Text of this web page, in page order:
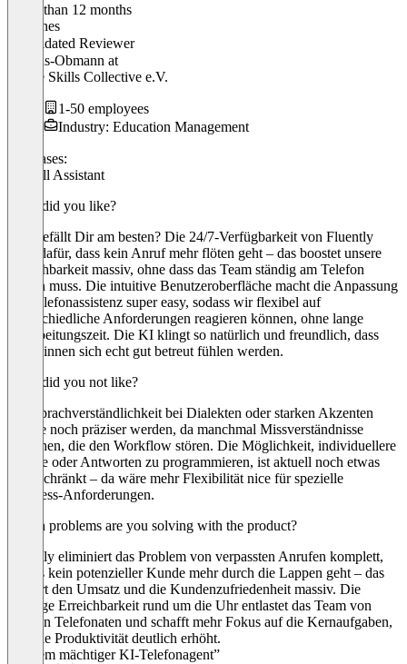
Older than 12 months
Johannes
Validated Reviewer
Vereins-Obmann at
Future Skills Collective e.V.
1-50 employees
Industry: Education Management
Use cases:
AI Call Assistant
What did you like?
Was gefällt Dir am besten? Die 24/7-Verfügbarkeit von Fluently
sorgt dafür, dass kein Anruf mehr flöten geht – das boostet unsere
Erreichbarkeit massiv, ohne dass das Team ständig am Telefon
kleben muss. Die intuitive Benutzeroberfläche macht die Anpassung
der Telefonassistenz super easy, sodass wir flexibel auf
unterschiedliche Anforderungen reagieren können, ohne lange
Einarbeitungszeit. Die KI klingt so natürlich und freundlich, dass
Kund:innen sich echt gut betreut fühlen werden.
What did you not like?
Die Sprachverständlichkeit bei Dialekten oder starken Akzenten
könnte noch präziser werden, da manchmal Missverständnisse
entstehen, die den Workflow stören. Die Möglichkeit, individuellere
Skripte oder Antworten zu programmieren, ist aktuell noch etwas
eingeschränkt – da wäre mehr Flexibilität nice für spezielle
Business-Anforderungen.
Which problems are you solving with the product?
Fluently eliminiert das Problem von verpassten Anrufen komplett,
sodass kein potenzieller Kunde mehr durch die Lappen geht – das
steigert den Umsatz und die Kundenzufriedenheit massiv. Die
ständige Erreichbarkeit rund um die Uhr entlastet das Team von
lästigen Telefonaten und schafft mehr Fokus auf die Kernaufgaben,
was die Produktivität deutlich erhöht.
“Extrem mächtiger KI-Telefonagent”